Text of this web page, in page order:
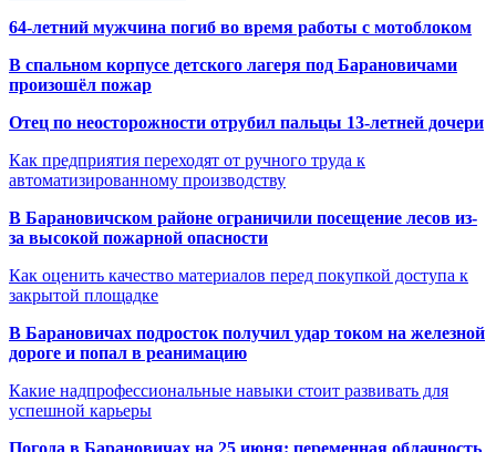
64-летний мужчина погиб во время работы с мотоблоком
В спальном корпусе детского лагеря под Барановичами
произошёл пожар
Отец по неосторожности отрубил пальцы 13-летней дочери
Как предприятия переходят от ручного труда к
автоматизированному производству
В Барановичском районе ограничили посещение лесов из-
за высокой пожарной опасности
Как оценить качество материалов перед покупкой доступа к
закрытой площадке
В Барановичах подросток получил удар током на железной
дороге и попал в реанимацию
Какие надпрофессиональные навыки стоит развивать для
успешной карьеры
Погода в Барановичах на 25 июня: переменная облачность